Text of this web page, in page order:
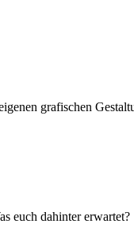
grafischen
euch dahinter